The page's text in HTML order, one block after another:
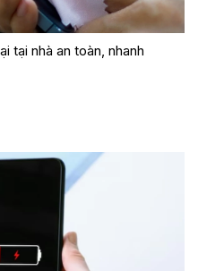
tại nhà an toàn, nhanh